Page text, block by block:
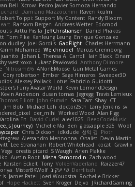
Bell Xcrow Pedro Javier Somoza Hernando
Damiano Mazzocchini Raven Realm
Tolppi: Support My Content Randy Bloom
Ransom Bergen Andreas Wetter Edomod
Arttu Piisila JeffChristiansen Daniel Phakos
Tom Pike Kenleung Leung Enrique Gonzalez
dudley Joel Gordils GadFlight Charles Herrmann
Karim Mohamed Weichnudel
Marcus Grennborg
juanito Johan L Theresa A. Carroll Iain Black Einarr
west xoxo Łukasz Pawłowski Anthony Dilmore
Nitrosimi96 ANonEMoose Gun Metal Games
Cory robertson Ember Sage Himeros Sweeper3D
Aleksey Pollack Lotus Fabrizio Guidotti
Furry Avatar World Kevin LomondDesign
Kevin Anderson dusan tomas Jegregg Travis Lemieux
Elliott John Gutwin Sara Tarr Shay CT
Jim Bob Michael Loh doctor25th Larry Jenkins sv
der_mihi Worked Wood Alan Figg
En David Curiel alec1025
BeepCodeMusic
Journey) Michelle Ma Ben glassapple 325 Woof
Chris Dickson idkdude 성익 김 Piotr
Alessandro Mennonna Onalist Devin Martin
Lee Stranahan Robert Whitehead kocat Grawlix
orestis picard S Waugh Arjen Plakke
Austin Root Misha Samorodin Zach wood
Karsten Eckelt Tony VolkEnVaderland Raizzer47
MisterBKWolf שי יעקוב DerHitsch
Is James Patel Joeri Woudstra Rochelle Bricker
Hope Hackett Sven Kröger Dejvo
JRichardGaming